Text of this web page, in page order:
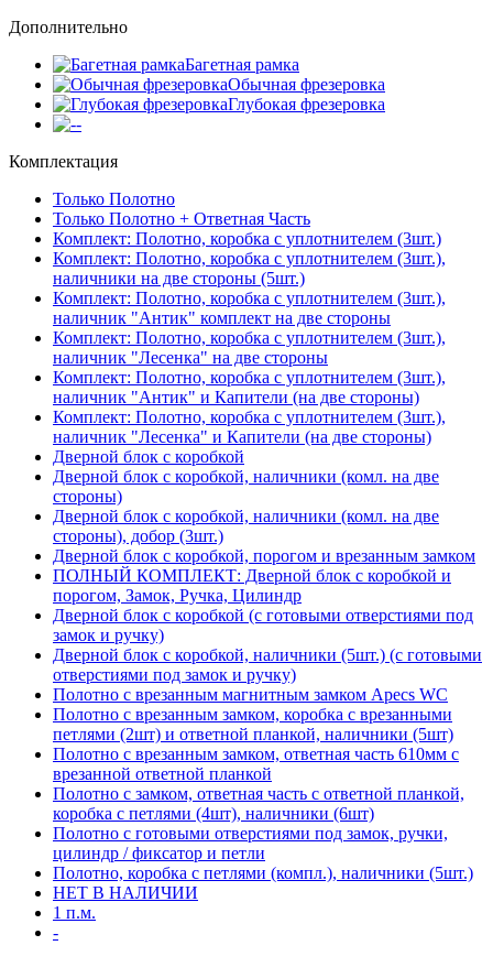
Дополнительно
Багетная рамка
Обычная фрезеровка
Глубокая фрезеровка
-
Комплектация
Только Полотно
Только Полотно + Ответная Часть
Комплект: Полотно, коробка с уплотнителем (3шт.)
Комплект: Полотно, коробка с уплотнителем (3шт.),
наличники на две стороны (5шт.)
Комплект: Полотно, коробка с уплотнителем (3шт.),
наличник "Антик" комплект на две стороны
Комплект: Полотно, коробка с уплотнителем (3шт.),
наличник "Лесенка" на две стороны
Комплект: Полотно, коробка с уплотнителем (3шт.),
наличник "Антик" и Капители (на две стороны)
Комплект: Полотно, коробка с уплотнителем (3шт.),
наличник "Лесенка" и Капители (на две стороны)
Дверной блок с коробкой
Дверной блок с коробкой, наличники (комл. на две
стороны)
Дверной блок с коробкой, наличники (комл. на две
стороны), добор (3шт.)
Дверной блок с коробкой, порогом и врезанным замком
ПОЛНЫЙ КОМПЛЕКТ: Дверной блок с коробкой и
порогом, Замок, Ручка, Цилиндр
Дверной блок с коробкой (с готовыми отверстиями под
замок и ручку)
Дверной блок с коробкой, наличники (5шт.) (с готовыми
отверстиями под замок и ручку)
Полотно с врезанным магнитным замком Apecs WC
Полотно с врезанным замком, коробка с врезанными
петлями (2шт) и ответной планкой, наличники (5шт)
Полотно с врезанным замком, ответная часть 610мм с
врезанной ответной планкой
Полотно с замком, ответная часть с ответной планкой,
коробка с петлями (4шт), наличники (6шт)
Полотно с готовыми отверстиями под замок, ручки,
цилиндр / фиксатор и петли
Полотно, коробка с петлями (компл.), наличники (5шт.)
НЕТ В НАЛИЧИИ
1 п.м.
-